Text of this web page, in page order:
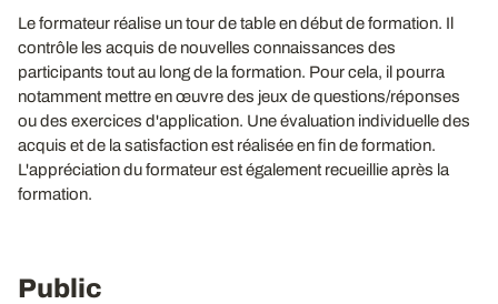
Le formateur réalise un tour de table en début de formation. Il
contrôle les acquis de nouvelles connaissances des
participants tout au long de la formation. Pour cela, il pourra
notamment mettre en œuvre des jeux de questions/réponses
ou des exercices d'application. Une évaluation individuelle des
acquis et de la satisfaction est réalisée en fin de formation.
L'appréciation du formateur est également recueillie après la
formation.
Public